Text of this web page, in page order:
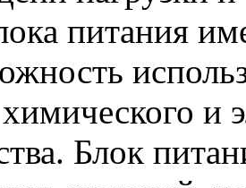
питания
и
Блок